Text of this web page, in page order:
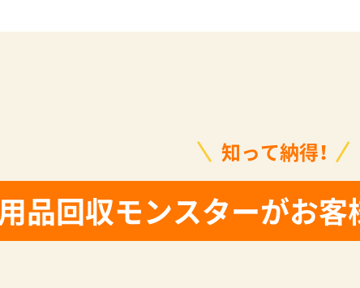
知って納得！
品回収モンスターがお